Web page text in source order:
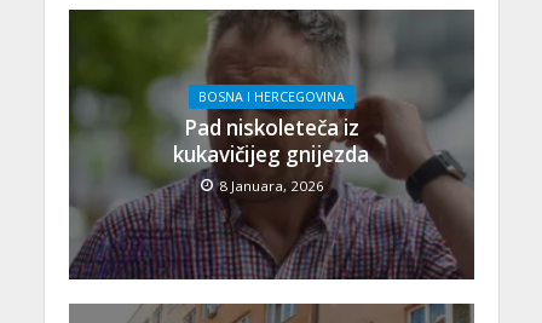
BOSNA I HERCEGOVINA
Pad niskoleteča iz
kukavičijeg gnijezda
8 Januara, 2026